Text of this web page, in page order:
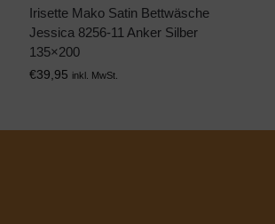
Irisette Mako Satin Bettwäsche
Jessica 8256-11 Anker Silber
135×200
€39,95 inkl. MwSt.